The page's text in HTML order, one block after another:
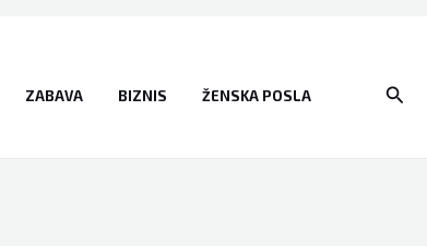
ZABAVA BIZNIS ŽENSKA POSLA